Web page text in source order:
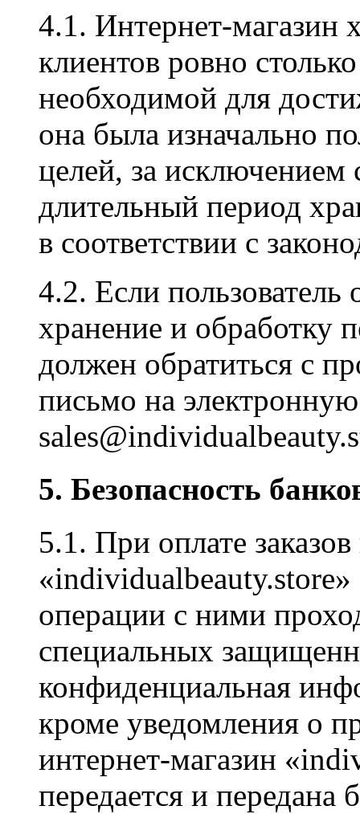
4.1. Интернет-
клиентов ровно
необходимой для
она была изначально
целей, за исключением
длительный период
в соответствии с
4.2. Если пользователь
хранение и обработку
должен обратиться с
письмо на
5. Безопасность
5.1. При оплате
операции с ними
специальных
конфиденциальная
кроме уведомления о
интернет-магазин
передается и передана